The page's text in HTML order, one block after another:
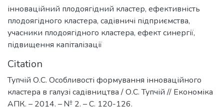
інноваційний плодоягідний кластер, ефективність
плодоягідного кластера, садівничі підприємства,
учасники плодоягідного кластера, ефект синергії,
підвищення капіталізації
Citation
Тупчій О.С. Особливості формування інноваційного
кластера в галузі садівництва / О.С. Тупчій // Економіка
АПК. – 2014. – № 2. – С. 120-126.